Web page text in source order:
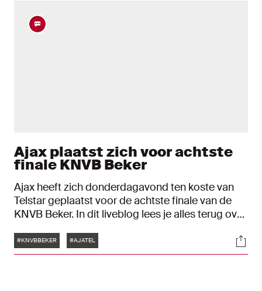
Ajax plaatst zich voor achtste
finale KNVB Beker
Ajax heeft zich donderdagavond ten koste van
Telstar geplaatst voor de achtste finale van de
KNVB Beker. In dit liveblog lees je alles terug over
Tags
#KNVBBEKER #AJATEL